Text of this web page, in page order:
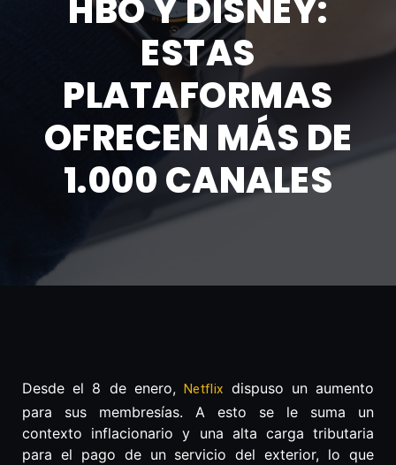
HBO Y DISNEY:
ESTAS
PLATAFORMAS
OFRECEN MÁS DE
1.000 CANALES
Desde el 8 de enero,Netflix dispuso un aumento
para sus membresías. A esto se le suma un
contexto inflacionario y una alta carga tributaria
para el pago de un servicio del exterior, lo que